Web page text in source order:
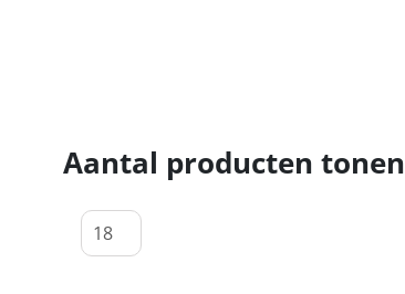
Aantal producten tonen